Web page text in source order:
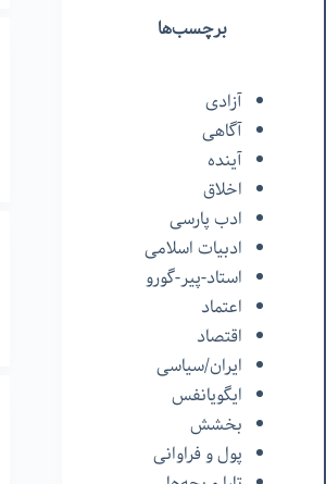
برچسب‌ها
آزادی
آگاهی
آینده
اخلاق
ادب پارسی
ادبیات اسلامی
استاد-پیر-گورو
اعتماد
اقتصاد
ایران/سیاسی
ایگویانفس
بخشش
پول و فراوانی